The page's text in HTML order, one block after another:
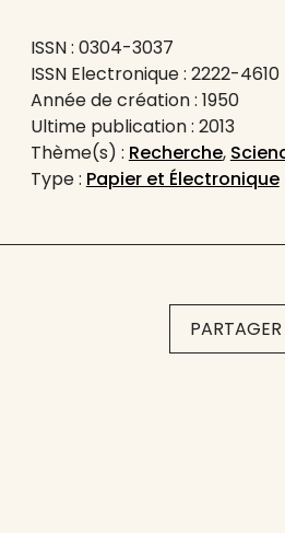
ISSN : 0304-3037
ISSN Electronique : 2222-4610
Année de création : 1950
Ultime publication : 2013
Thème(s) : Recherche,
Type : Papier et Électronique